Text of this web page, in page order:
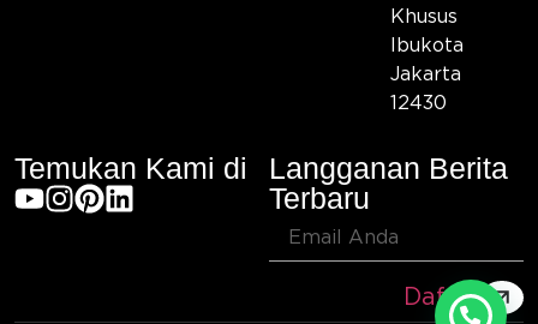
Khusus
Ibukota
Jakarta
12430
Temukan Kami di
Langganan Berita
Terbaru
Daftar